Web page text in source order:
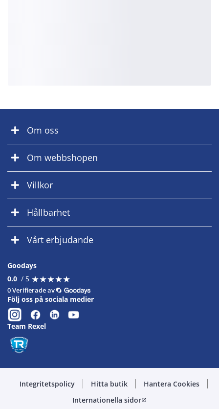
Om oss
Om webbshopen
Villkor
Hållbarhet
Vårt erbjudande
Goodays
0.0 / 5 ★★★★★
★★★★★
0 Verifierade av
Följ oss på sociala medier
Team Rexel
Integritetspolicy Hitta butik
Hantera Cookies
Internationella sidoropen_in_new